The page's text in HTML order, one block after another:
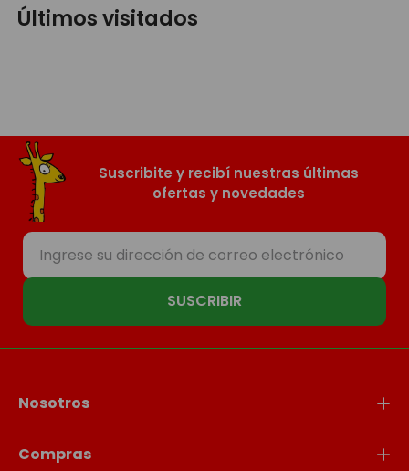
Últimos visitados
Suscribite y recibí nuestras últimas
ofertas y novedades
SUSCRIBIR
Nosotros
Compras